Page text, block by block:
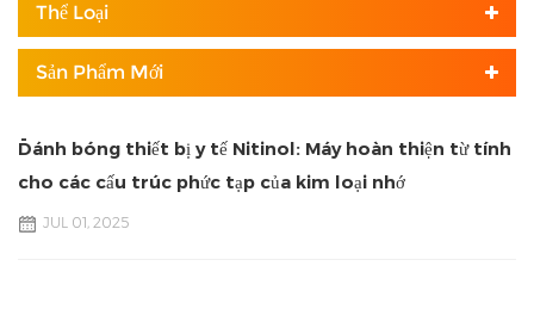
Thể Loại
Sản Phẩm Mới
Đánh bóng thiết bị y tế Nitinol: Máy hoàn thiện từ tính
cho các cấu trúc phức tạp của kim loại nhớ
JUL 01, 2025